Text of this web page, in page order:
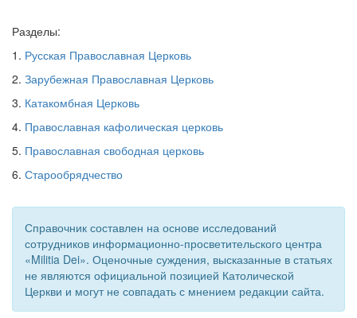
Разделы:
1. Русская Православная Церковь
2. Зарубежная Православная Церковь
3. Катакомбная Церковь
4. Православная кафолическая церковь
5. Православная свободная церковь
6. Старообрядчество
Справочник составлен на основе исследований
сотрудников информационно-просветительского центра
«Militia Dei». Оценочные суждения, высказанные в статьях
не являются официальной позицией Католической
Церкви и могут не совпадать с мнением редакции сайта.